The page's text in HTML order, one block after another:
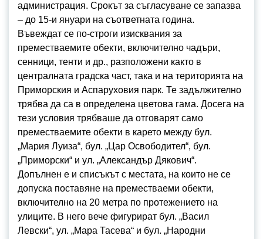
администрация. Срокът за съгласуване се запазва
– до 15-и януари на съответната година.
Въвеждат се по-строги изисквания за
преместваемите обекти, включително чадъри,
сенници, тенти и др., разположени както в
централната градска част, така и на територията на
Приморския и Аспаруховия парк. Те задължително
трябва да са в определена цветова гама. Досега на
тези условия трябваше да отговарят само
преместваемите обекти в карето между бул.
„Мария Луиза“, бул. „Цар Освободител“, бул.
„Приморски“ и ул. „Александър Дякович“.
Допълнен е и списъкът с местата, на които не се
допуска поставяне на преместваеми обекти,
включително на 20 метра по протежението на
улиците. В него вече фигурират бул. „Васил
Левски“, ул. „Мара Тасева“ и бул. „Народни